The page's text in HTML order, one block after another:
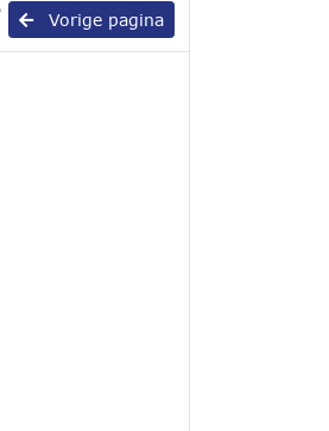
Vorige pagina